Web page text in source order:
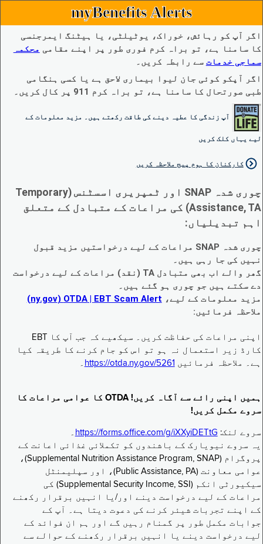
myBenefits Alerts
اگر آپ کو رہائش، خوراک، یوٹیلٹی، یا ہیٹنگ ایمرجنسی
کا سامنا ہے، تو براہ کرم فوری طور پر اپنے مقامی محکمہ
سماجی خدمات سے رابطہ کریں۔
اگر آپکو کوئی جان لیوا بیماری لاحق ہے یا کسی ہنگامی
طبی صورتحال کا سامنا ہے، تو براہ کرم 911 پر کال کریں۔
آپ زندگی کا عطیہ دینے کی طاقت رکھتے ہیں۔ مزید معلومات کے
لیے یہاں کلک کریں
کارکنان کا ہوم پیج ملاحظہ کریں
چوری شدہ SNAP اور ٹمپریری اسسٹنس (Temporary
Assistance, TA) کی مراعات کے متبادل کے متعلق
اہم تبدیلیاں:
چوری شدہ SNAP مراعات کے لیے درخواستیں مزید قبول
نہیں کی جا رہی ہیں۔
گھر والے اب بھی متبادل TA (نقد) مراعات کے لیے درخواست
دے سکتے ہیں جو چوری ہو گئے ہیں۔
مزید معلومات کے لیے، EBT Scam Alert ‏| OTDA ‏(ny.gov)
ملاحظہ فرمائیں:
اپنی مراعات کی حفاظت کریں۔ سیکھیے کہ جب آپ کا EBT
کارڈ زیر استعمال نہ ہو تو اس کو جام کرنے کا طریقہ کیا
ہے۔ ملاحظہ فرمائیں https://otda.ny.gov/5261 ۔
ہمیں اپنی رائے سے آگاہ کریں! OTDA کا عوامی مراعات کا
سروے مکمل کریں!
سروے لنک: https://forms.office.com/g/iXXyiDETtG ۔
یہ سروے نیویارک کے باشندوں کو تکملائی غذائی اعانت کے
پروگرام (Supplemental Nutrition Assistance Program, SNAP)،
عوامی معاونت (Public Assistance, PA)، اور سپلیمنٹل
سیکیورٹی انکم (Supplemental Security Income, SSI) کی
مراعات کے لیے درخواست دینے اور/یا انہیں برقرار رکھنے
کے اپنے تجربات شیئر کرنے کی دعوت دیتا ہے۔ آپ کے
جوابات مکمل طور پر گمنام رہیں گے اور ہم ان فوائد کے
لیے درخواست دینے یا انہیں برقرار رکھنے کے حوالے سے